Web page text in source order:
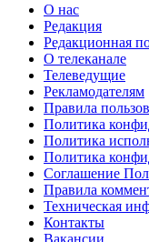
О нас
Редакция
Редакционная
О телеканале
Телеведущие
Рекламодателям
Правила
Политика
Политика
Политика
Соглашение
Правила
Техническая
Контакты
Вакансии